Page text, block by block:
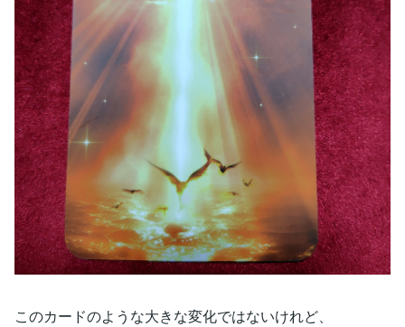
このカードのような大きな変化ではないけれど、